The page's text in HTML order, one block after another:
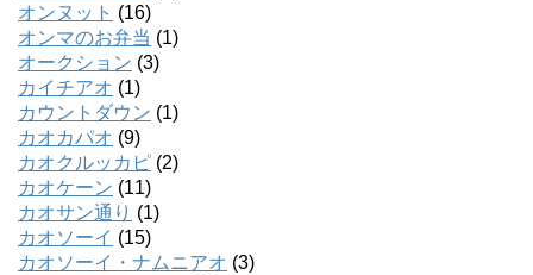
オンヌット (16)
オンマのお弁当 (1)
オークション (3)
カイチアオ (1)
カウントダウン (1)
カオカパオ (9)
カオクルッカピ (2)
カオケーン (11)
カオサン通り (1)
カオソーイ (15)
カオソーイ・ナムニアオ (3)